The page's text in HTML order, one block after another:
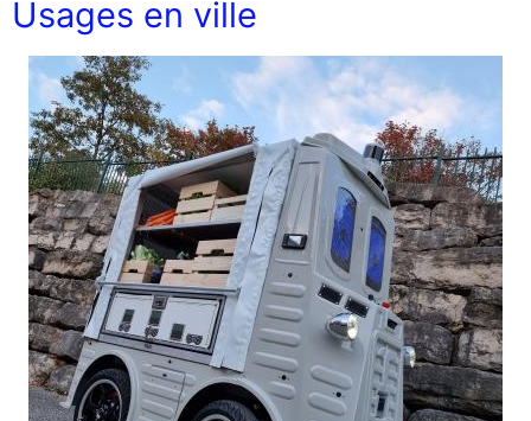
Usages en ville